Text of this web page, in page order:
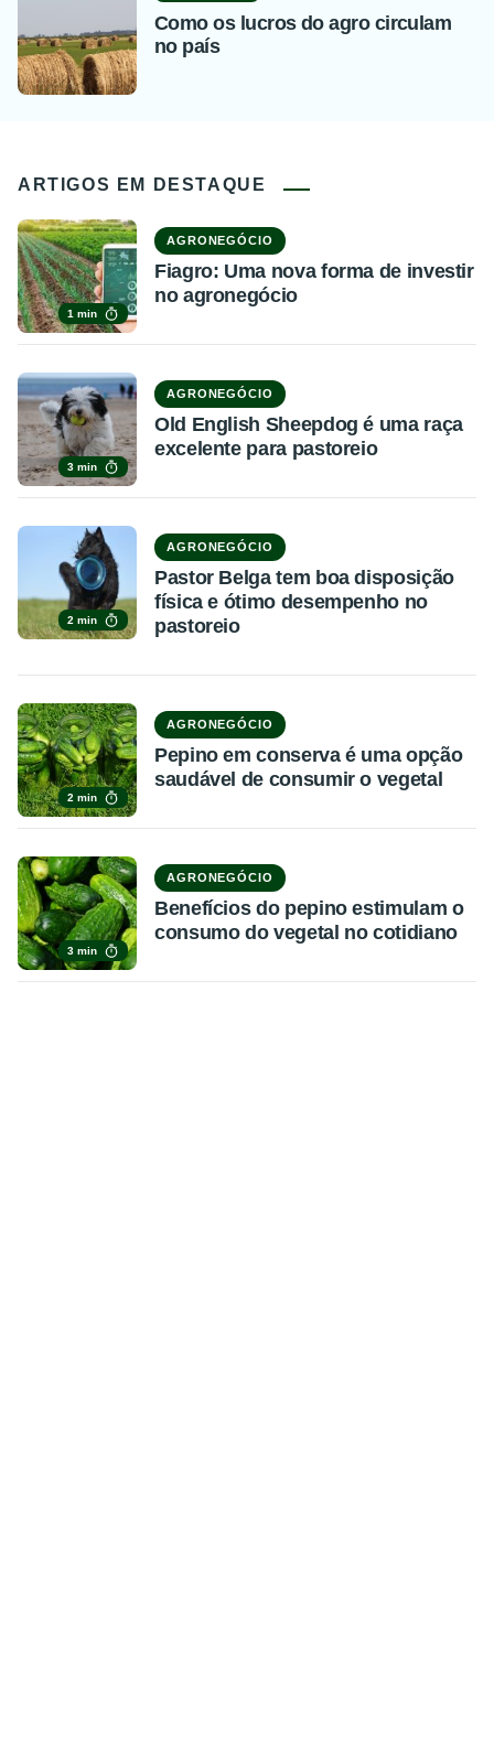
Como os lucros do agro circulam
no país
ARTIGOS EM DESTAQUE
1 min
AGRONEGÓCIO
Fiagro: Uma nova forma de investir
no agronegócio
3 min
AGRONEGÓCIO
Old English Sheepdog é uma raça
excelente para pastoreio
2 min
AGRONEGÓCIO
Pastor Belga tem boa disposição
física e ótimo desempenho no
pastoreio
2 min
AGRONEGÓCIO
Pepino em conserva é uma opção
saudável de consumir o vegetal
3 min
AGRONEGÓCIO
Benefícios do pepino estimulam o
consumo do vegetal no cotidiano